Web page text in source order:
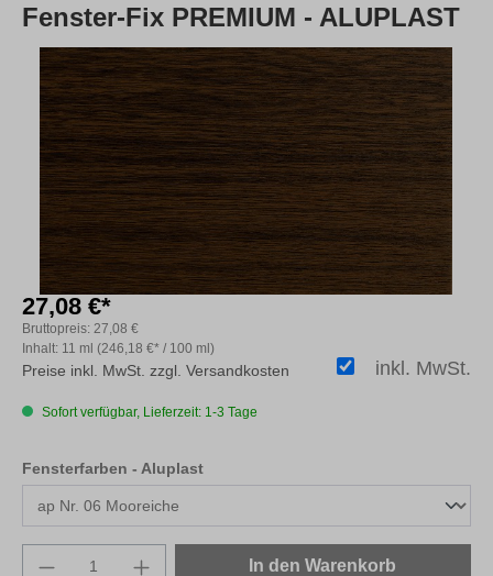
Fenster-Fix PREMIUM - ALUPLAST
Bildergalerie überspringen
27,08 €*
Inhalt: 11 ml (246,18 €* / 100 ml)
Bruttopreis: 27,08 €
inkl. MwSt.
Preise inkl. MwSt. zzgl. Versandkosten
Sofort verfügbar, Lieferzeit: 1-3 Tage
Fensterfarben - Aluplastauswählen
Produkt Anzahl: Gib den gewünschten
In den Warenkorb